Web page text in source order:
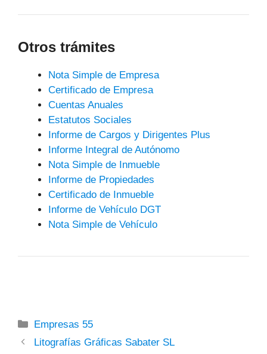
Otros trámites
Nota Simple de Empresa
Certificado de Empresa
Cuentas Anuales
Estatutos Sociales
Informe de Cargos y Dirigentes Plus
Informe Integral de Autónomo
Nota Simple de Inmueble
Informe de Propiedades
Certificado de Inmueble
Informe de Vehículo DGT
Nota Simple de Vehículo
Categorías
Empresas 55
Litografías Gráficas Sabater SL